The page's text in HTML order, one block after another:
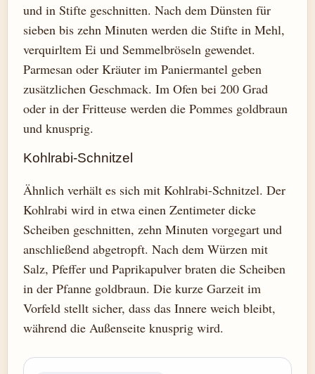
und in Stifte geschnitten. Nach dem Dünsten für
sieben bis zehn Minuten werden die Stifte in Mehl,
verquirltem Ei und Semmelbröseln gewendet.
Parmesan oder Kräuter im Paniermantel geben
zusätzlichen Geschmack. Im Ofen bei 200 Grad
oder in der Fritteuse werden die Pommes goldbraun
und knusprig.
Kohlrabi-Schnitzel
Ähnlich verhält es sich mit Kohlrabi-Schnitzel. Der
Kohlrabi wird in etwa einen Zentimeter dicke
Scheiben geschnitten, zehn Minuten vorgegart und
anschließend abgetropft. Nach dem Würzen mit
Salz, Pfeffer und Paprikapulver braten die Scheiben
in der Pfanne goldbraun. Die kurze Garzeit im
Vorfeld stellt sicher, dass das Innere weich bleibt,
während die Außenseite knusprig wird.